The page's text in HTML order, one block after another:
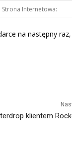
na następny
klientem